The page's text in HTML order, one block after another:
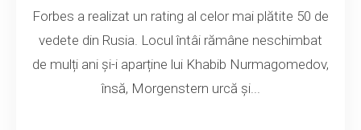
Forbes a realizat un rating al celor mai plătite 50 de
vedete din Rusia. Locul întâi rămâne neschimbat
de mulți ani și-i aparține lui Khabib Nurmagomedov,
însă, Morgenstern urcă și...